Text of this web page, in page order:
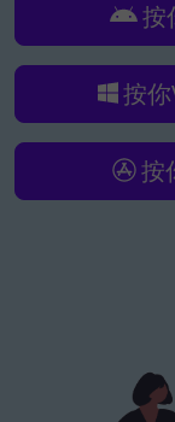
按
按
按